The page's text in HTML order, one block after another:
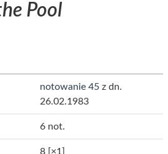
Pool
notowanie 45 z dn.
26.02.1983
6 not.
8 [×1]